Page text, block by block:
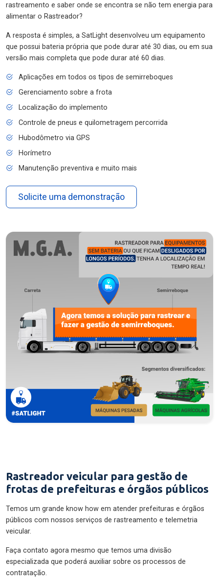
rastreamento e saber onde se encontra se não tem energia para
alimentar o Rastreador?
A resposta é simples, a SatLight desenvolveu um equipamento
que possui bateria própria que pode durar até 30 dias, ou em sua
versão mais completa que pode durar até 60 dias.
Aplicações em todos os tipos de semirreboques
Gerenciamento sobre a frota
Localização do implemento
Controle de pneus e quilometragem percorrida
Hubodômetro via GPS
Horímetro
Manutenção preventiva e muito mais
Solicite uma demonstração
Rastreador veicular para gestão de
frotas de prefeituras e órgãos públicos
Temos um grande know how em atender prefeituras e órgãos
públicos com nossos serviços de rastreamento e telemetria
veicular.
Faça contato agora mesmo que temos uma divisão
especializada que poderá auxiliar sobre os processos de
contratação.